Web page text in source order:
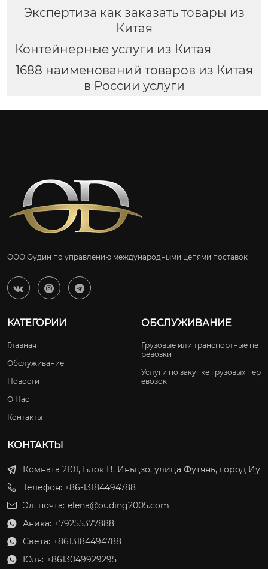
Экспертиза как заказать товары из
Китая
Контейнерные услуги из Китая
1688 наименований товаров из Китая
в России услуги
ООО Оудин по управлению международными цепями поставок
  
КАТЕГОРИИ
Главная
Обслуживание
Новости
О Нас
Контакты
ОБСЛУЖИВАНИЕ
Грузовые или транспортные пе
ревозки
Услуги по закупке грузовых пер
евозок
КОНТАКТЫ
Комната 2101, Блок B, Иньцзо, улица Футянь, город Иу
Телефон: +86-13184494788
Эл. почта: elena@ouding2005.com
 Аника: +79255377888
 Света: +8613184494788
 Юля: +8613049929295